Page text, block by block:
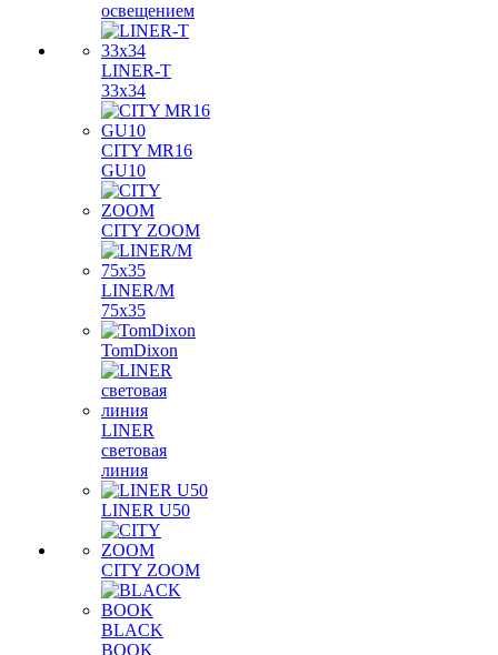
освещением
LINER-T
33x34
CITY MR16
GU10
CITY ZOOM
LINER/M
75х35
TomDixon
LINER
световая
линия
LINER U50
CITY ZOOM
BLACK
BOOK